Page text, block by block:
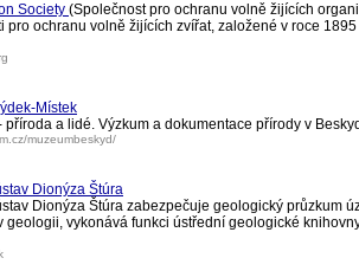
Society (Společnost pro ochranu volně žijících
pro ochranu volně žijících zvířat, založené v roce
Místek
příroda a lidé. Výzkum a dokumentace přírody v
muzeumbeskyd/
Dionýza Štúra
Dionýza Štúra zabezpečuje geologický průzkum
geologii, vykonává funkci ústřední geologické